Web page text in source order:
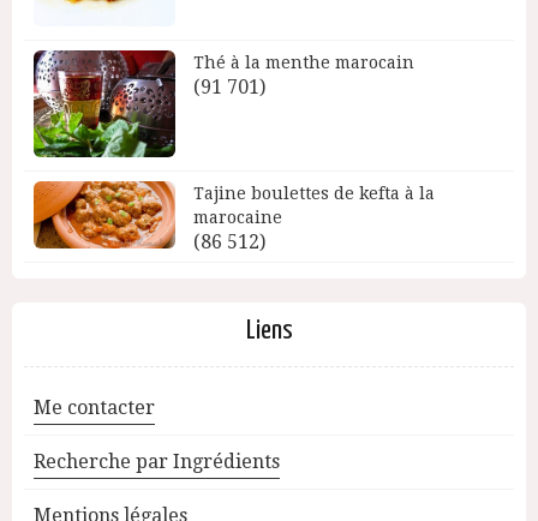
Thé à la menthe marocain
(91 701)
Tajine boulettes de kefta à la
marocaine
(86 512)
Liens
Me contacter
Recherche par Ingrédients
Mentions légales